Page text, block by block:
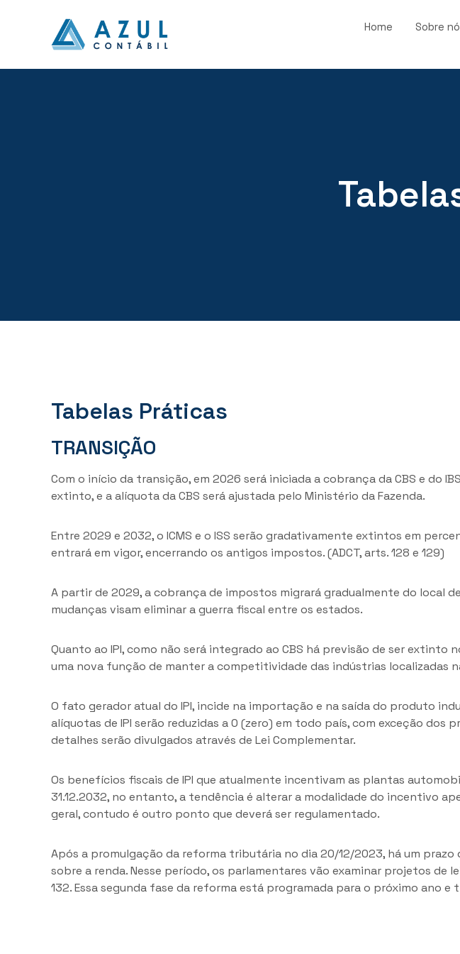
Home Sobre
Tabelas Práticas
TRANSIÇÃO
Com o início da transição, em 2026 será iniciada a cobrança da CBS e do
extinto, e a alíquota da CBS será ajustada pelo Ministério da Fazenda.
Entre 2029 e 2032, o ICMS e o ISS serão gradativamente extintos em
entrará em vigor, encerrando os antigos impostos. (ADCT, arts. 128 e 129)
A partir de 2029, a cobrança de impostos migrará gradualmente do local
mudanças visam eliminar a guerra fiscal entre os estados.
Quanto ao IPI, como não será integrado ao CBS há previsão de ser
uma nova função de manter a competitividade das indústrias localizadas
O fato gerador atual do IPI, incide na importação e na saída do produto
alíquotas de IPI serão reduzidas a 0 (zero) em todo país, com exceção
detalhes serão divulgados através de Lei Complementar.
Os benefícios fiscais de IPI que atualmente incentivam as plantas
31.12.2032, no entanto, a tendência é alterar a modalidade do incentivo
geral, contudo é outro ponto que deverá ser regulamentado.
Após a promulgação da reforma tributária no dia 20/12/2023, há um
sobre a renda. Nesse período, os parlamentares vão examinar projetos
132. Essa segunda fase da reforma está programada para o próximo ano